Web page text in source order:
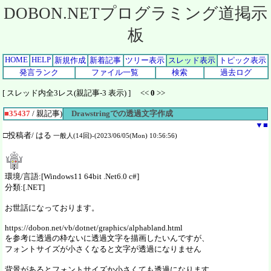
DOBON.NETプログラミング道掲示
板
HOME HELP 新規作成 新着記事 ツリー表示 スレッド表示
トピック表示
発言ランク
ファイル一覧 検索 過去ログ
[ スレッド内全3レス(親記事-3 表示) ] << 0 >>
■35437 / 親記事)
Drawstringでの透過文字作成
▼ ■
□投稿者/ はる 一般人(14回)-(2023/06/05(Mon) 10:56:56)
環境/言語:[Windows11 64bit .Net6.0 c#]
分類:[.NET]
お世話になっております。
https://dobon.net/vb/dotnet/graphics/alphabland.html
を参考に透過の枠ないに透過文字を描画したいんですが、
フォントサイズが小さくなると文字が透過になりません